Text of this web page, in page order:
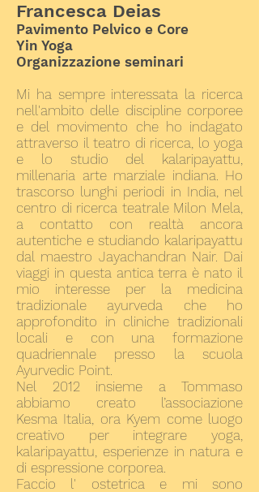
Francesca Deias
Pavimento Pelvico e Core
Yin Yoga
Organizzazione seminari
Mi ha sempre interessata la ricerca
nell'ambito delle discipline corporee
e del movimento che ho indagato
attraverso il teatro di ricerca, lo yoga
e lo studio del kalaripayattu,
millenaria arte marziale indiana. Ho
trascorso lunghi periodi in India, nel
centro di ricerca teatrale Milon Mela,
a contatto con realtà ancora
autentiche e studiando kalaripayattu
dal maestro Jayachandran Nair. Dai
viaggi in questa antica terra è nato il
mio interesse per la medicina
tradizionale ayurveda che ho
approfondito in cliniche tradizionali
locali e con una formazione
quadriennale presso la scuola
Ayurvedic Point.
Nel 2012 insieme a Tommaso
abbiamo creato l’associazione
Kesma Italia, ora Kyem come luogo
creativo per integrare yoga,
kalaripayattu, esperienze in natura e
di espressione corporea.
Faccio l' ostetrica e mi sono